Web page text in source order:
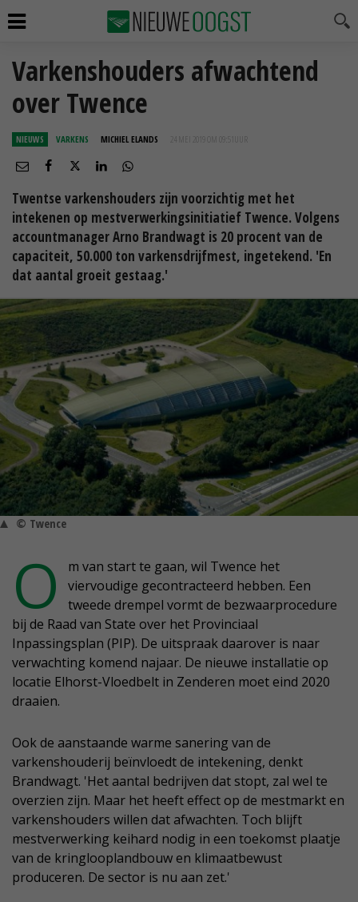
Varkenshouders afwachtend
over Twence
NIEUWS VARKENS MICHIEL ELANDS 24 MEI 2019 OM 09:51
Twentse varkenshouders zijn voorzichtig met het
intekenen op mestverwerkingsinitiatief Twence. Volgens
accountmanager Arno Brandwagt is 20 procent van de
capaciteit, 50.000 ton varkensdrijfmest, ingetekend. 'En
dat aantal groeit gestaag.'
© Twence
O
m van start te gaan, wil Twence het
viervoudige gecontracteerd hebben. Een
tweede drempel vormt de bezwaarprocedure
bij de Raad van State over het Provinciaal
Inpassingsplan (PIP). De uitspraak daarover is naar
verwachting komend najaar. De nieuwe installatie op
locatie Elhorst-Vloedbelt in Zenderen moet eind 2020
draaien.
Ook de aanstaande warme sanering van de
varkenshouderij beïnvloedt de intekening, denkt
Brandwagt. 'Het aantal bedrijven dat stopt, zal wel te
overzien zijn. Maar het heeft effect op de mestmarkt en
varkenshouders willen dat afwachten. Toch blijft
mestverwerking keihard nodig in een toekomst plaatje
van de kringlooplandbouw en klimaatbewust
produceren. De sector is nu aan zet.'